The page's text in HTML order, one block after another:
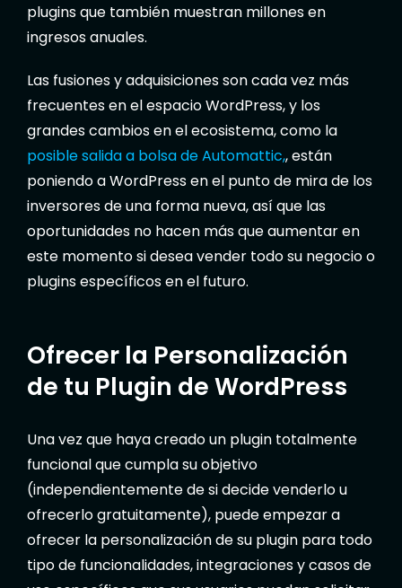
plugins que también muestran millones en
ingresos anuales.
Las fusiones y adquisiciones son cada vez más
frecuentes en el espacio WordPress, y los
grandes cambios en el ecosistema, como la
posible salida a bolsa de Automattic,, están
poniendo a WordPress en el punto de mira de los
inversores de una forma nueva, así que las
oportunidades no hacen más que aumentar en
este momento si desea vender todo su negocio o
plugins específicos en el futuro.
Ofrecer la Personalización
de tu Plugin de WordPress
Una vez que haya creado un plugin totalmente
funcional que cumpla su objetivo
(independientemente de si decide venderlo u
ofrecerlo gratuitamente), puede empezar a
ofrecer la personalización de su plugin para todo
tipo de funcionalidades, integraciones y casos de